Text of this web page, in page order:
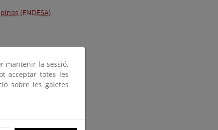
(ENDESA)
en China(ENDESA)
(ENDESA)
(ENDESA)
mantenir la sessió,
acceptar totes les
sobre les galetes